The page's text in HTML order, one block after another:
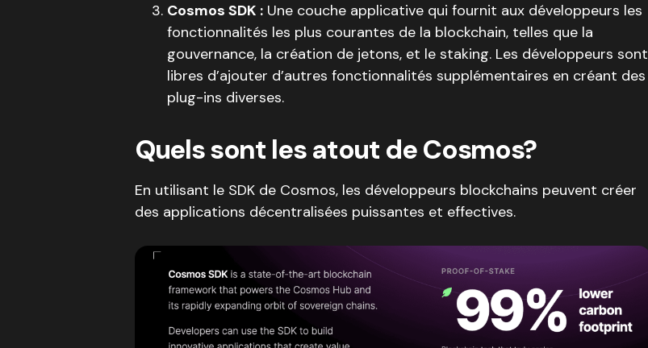
Cosmos SDK : Une couche applicative qui fournit aux développeurs les
fonctionnalités les plus courantes de la blockchain, telles que la
gouvernance, la création de jetons, et le staking. Les développeurs sont
libres d’ajouter d’autres fonctionnalités supplémentaires en créant des
plug-ins diverses.
Quels sont les atout de Cosmos?
En utilisant le SDK de Cosmos, les développeurs blockchains peuvent créer
des applications décentralisées puissantes et effectives.